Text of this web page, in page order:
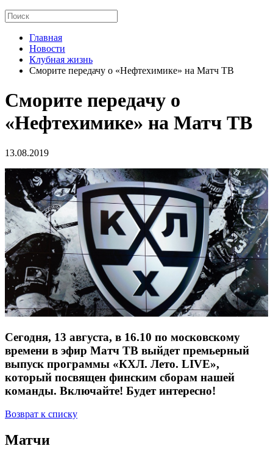
Главная
Новости
Клубная жизнь
Сморите передачу о «Нефтехимике» на Матч ТВ
Сморите передачу о
«Нефтехимике» на Матч ТВ
13.08.2019
Сегодня, 13 августа, в 16.10 по московскому
времени в эфир Матч ТВ выйдет премьерный
выпуск программы «КХЛ. Лето. LIVE»,
который посвящен финским сборам нашей
команды. Включайте! Будет интересно!
Возврат к списку
Матчи